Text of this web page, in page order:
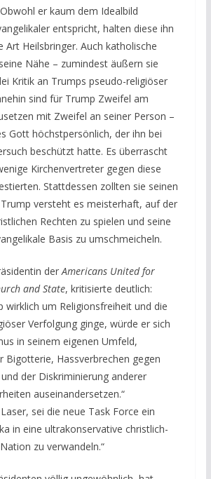
Obwohl er kaum dem Idealbild
entspricht, halten diese ihn
Art Heilsbringer. Auch katholische
Nähe – zumindest äußern sie
Kritik an Trumps pseudo-religiöser
sind für Trump Zweifel am
mit Zweifel an seiner Person –
Gott höchstpersönlich, der ihn bei
beschützt hatte. Es überrascht
Kirchenvertreter gegen diese
Stattdessen zollten sie seinen
Trump versteht es meisterhaft, auf der
Rechten zu spielen und seine
Basis zu umschmeicheln.
derAmericans United for
and State, kritisierte deutlich:
wirklich um Religionsfreiheit und die
Verfolgung ginge, würde er sich
in seinem eigenen Umfeld,
Bigotterie, Hassverbrechen gegen
der Diskriminierung anderer
auseinandersetzen.“
sei die neue Task Force ein
in eine ultrakonservative christlich-
zu verwandeln.“